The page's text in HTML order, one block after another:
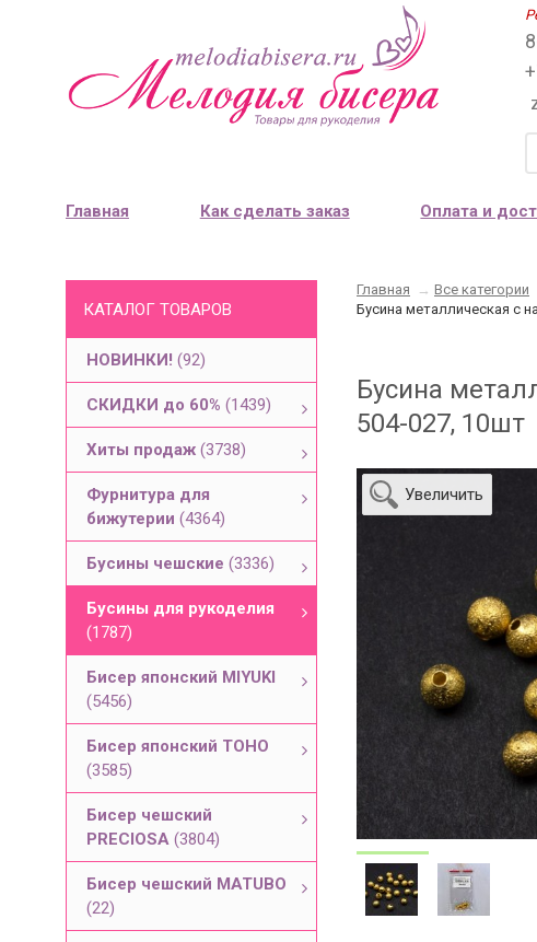
Главная Как сделать заказ Оплата и
КАТАЛОГ ТОВАРОВ
НОВИНКИ! (92)
СКИДКИ до 60% (1439)
Хиты продаж (3738)
Фурнитура для
бижутерии (4364)
Бусины чешские (3336)
Бусины для рукоделия
(1787)
Бисер японский MIYUKI
(5456)
Бисер японский TOHO
(3585)
Бисер чешский
PRECIOSA (3804)
Бисер чешский MATUBO
(22)
Главная → Все категории
Бусина металлическая с
Бусина
504-027, 10шт
Увеличить